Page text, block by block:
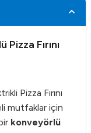
Fırını
Pizza Fırını
mutfaklar için
konveyörlü